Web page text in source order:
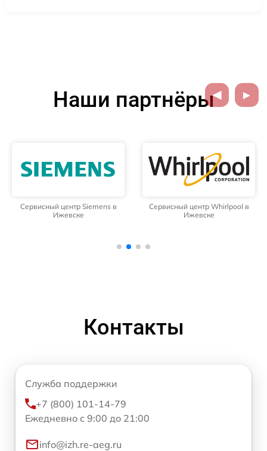
Наши партнёры
Сервисный центр Siemens в
Ижевске
Сервисный центр Whirlpool в
Ижевске
Контакты
Служба поддержки
+7 (800) 101-14-79
Ежедневно с 9:00 до 21:00
info@izh.re-aeg.ru